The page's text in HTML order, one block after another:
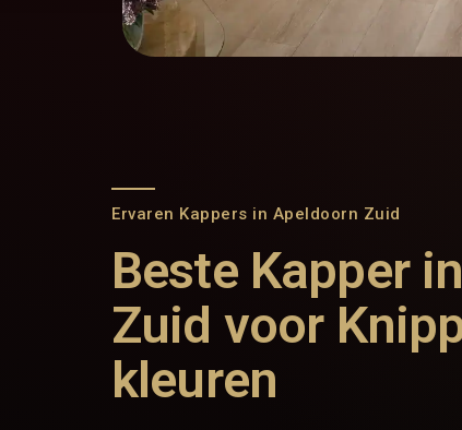
Ervaren Kappers in Apeldoorn Zuid
Beste Kapper
Zuid voor
kleuren